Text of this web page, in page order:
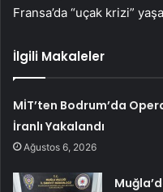
Fransa’da “uçak krizi”
İlgili Makaleler
MİT’ten Bodrum’da
İranlı Yakalandı
Ağustos 6, 2026